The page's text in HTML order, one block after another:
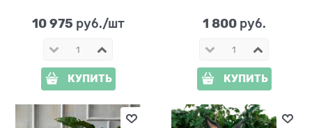
10 975 руб./шт
КУПИТЬ
1 800 руб.
КУПИТЬ